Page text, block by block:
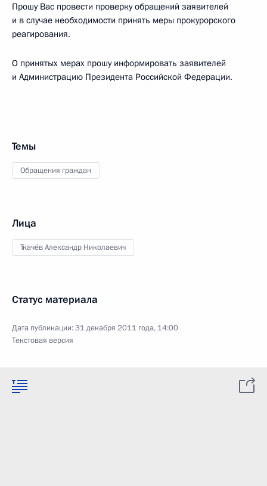
Прошу Вас провести проверку обращений заявителей
и в случае необходимости принять меры прокурорского
реагирования.
О принятых мерах прошу информировать заявителей
и Администрацию Президента Российской Федерации.
Темы
Обращения граждан
Лица
Ткачёв Александр Николаевич
Статус материала
Дата публикации:31 декабря 2011 года, 14:00
Текстовая версия